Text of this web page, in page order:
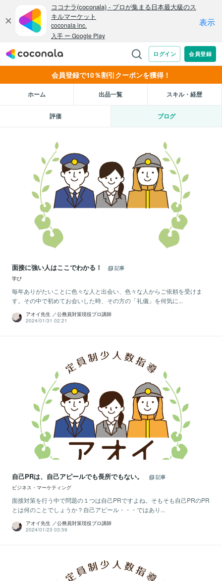
会員登録で10％割引クーポンを獲得！
ホーム 出品一覧 スキル・経歴
評価 ブログ
面接に強い人はここでわかる！
記事
学び
毎年ありがたいことに色々な人と出会い、色々な人からご依頼を受けま
す。その中で初めてお会いした時、その方の「礼儀」を何気に...
アオイ先生 ／公務員対策現役プロ講師
2024/01/31 02:21
自己PRは、自己アピールでも長所でもない。
記事
ビジネス・マーケティング
面接対策を行う中で問題の１つは自己PRですよね。そもそも自己PRのPR
とは何のことでしょうか？自己アピール・・・ではあり...
アオイ先生 ／公務員対策現役プロ講師
2024/01/23 03:59